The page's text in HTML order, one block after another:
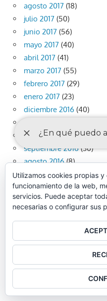
agosto 2017 (18)
julio 2017 (50)
junio 2017 (56)
mayo 2017 (40)
abril 2017 (41)
marzo 2017 (55)
febrero 2017 (29)
enero 2017 (23)
diciembre 2016 (40)
octubre 2016(46)
septiembre 2016 (30)
agosto 2016(8)
julio 2016(36)
junio 2016(32)
mayo 2016(36)
abril 2016
(37)
febrero 2016(42)
diciembre 2015(42)
(45)
octubre 2015(27)
Utilizamos cookies propias
funcionamiento de la web,
servicios. Puede aceptar
necesarias o configurar sus